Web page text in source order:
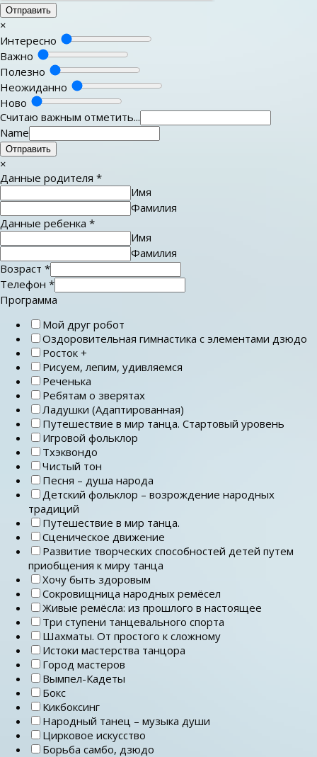
Отправить
×
Интересно
Важно
Полезно
Неожиданно
Ново
Считаю важным отметить...
Name
Отправить
×
Данные родителя *
Имя
Фамилия
Данные ребенка *
Имя
Фамилия
Возраст *
Телефон *
Программа
Мой друг робот
Оздоровительная гимнастика с элементами дзюдо
Росток +
Рисуем, лепим, удивляемся
Реченька
Ребятам о зверятах
Ладушки (Адаптированная)
Путешествие в мир танца. Стартовый уровень
Игровой фольклор
Тхэквондо
Чистый тон
Песня – душа народа
Детский фольклор – возрождение народных
традиций
Путешествие в мир танца.
Сценическое движение
Развитие творческих способностей детей путем
приобщения к миру танца
Хочу быть здоровым
Сокровищница народных ремёсел
Живые ремёсла: из прошлого в настоящее
Три ступени танцевального спорта
Шахматы. От простого к сложному
Истоки мастерства танцора
Город мастеров
Вымпел-Кадеты
Бокс
Кикбоксинг
Народный танец – музыка души
Цирковое искусство
Борьба самбо, дзюдо